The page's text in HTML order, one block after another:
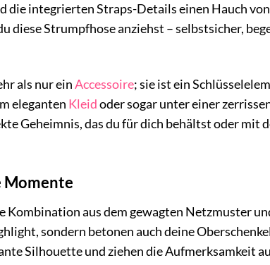
die integrierten Straps-Details einen Hauch
diese Strumpfhose anziehst – selbstsicher,
als nur einAccessoire; sie ist ein
eleganten Kleidoder sogar unter einer
Geheimnis, das du für dich behältst oder mit
Momente
Kombination aus dem gewagten Netzmuster
sondern betonen auch deine
Silhouette und ziehen die Aufmerksamkeit